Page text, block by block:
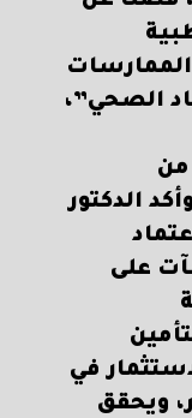
الصحي”،
الدكتور
على
في
ويحقق